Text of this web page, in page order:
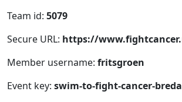
Team id: 5079
Secure URL: https://
Member username: fritsgroen
Event key: swim-to-fight-cancer-breda